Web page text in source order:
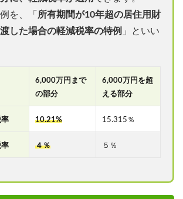
を、「所有期間が10年超の居住用財
した場合の軽減税率の特例 」といい
6,000万円まで
の部分
6,000万円を超
える部分
率 10.21% 15.315％
率 ４％ ５％